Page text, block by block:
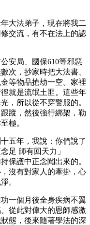
大法弟子，現在將我二
交流，有不在法上的認
安局、國保610等邪惡
次，抄家時把大法書、
等物品搶劫一空。家裡
就是流氓土匪。這些年
，所以從不穿警服的。
蹤，然後強行綁架，勒
極。
五年，我說：你們說了
足 師有回天力」
保護中正念闖出來的。
沒有對家人的牽掛，心
。
一個月後全身疾病不翼
從此對偉大的恩師感激
態，後來隨著學法的深